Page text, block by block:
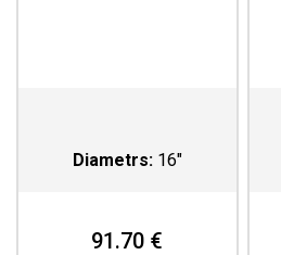
Diametrs:16"
91.70 €